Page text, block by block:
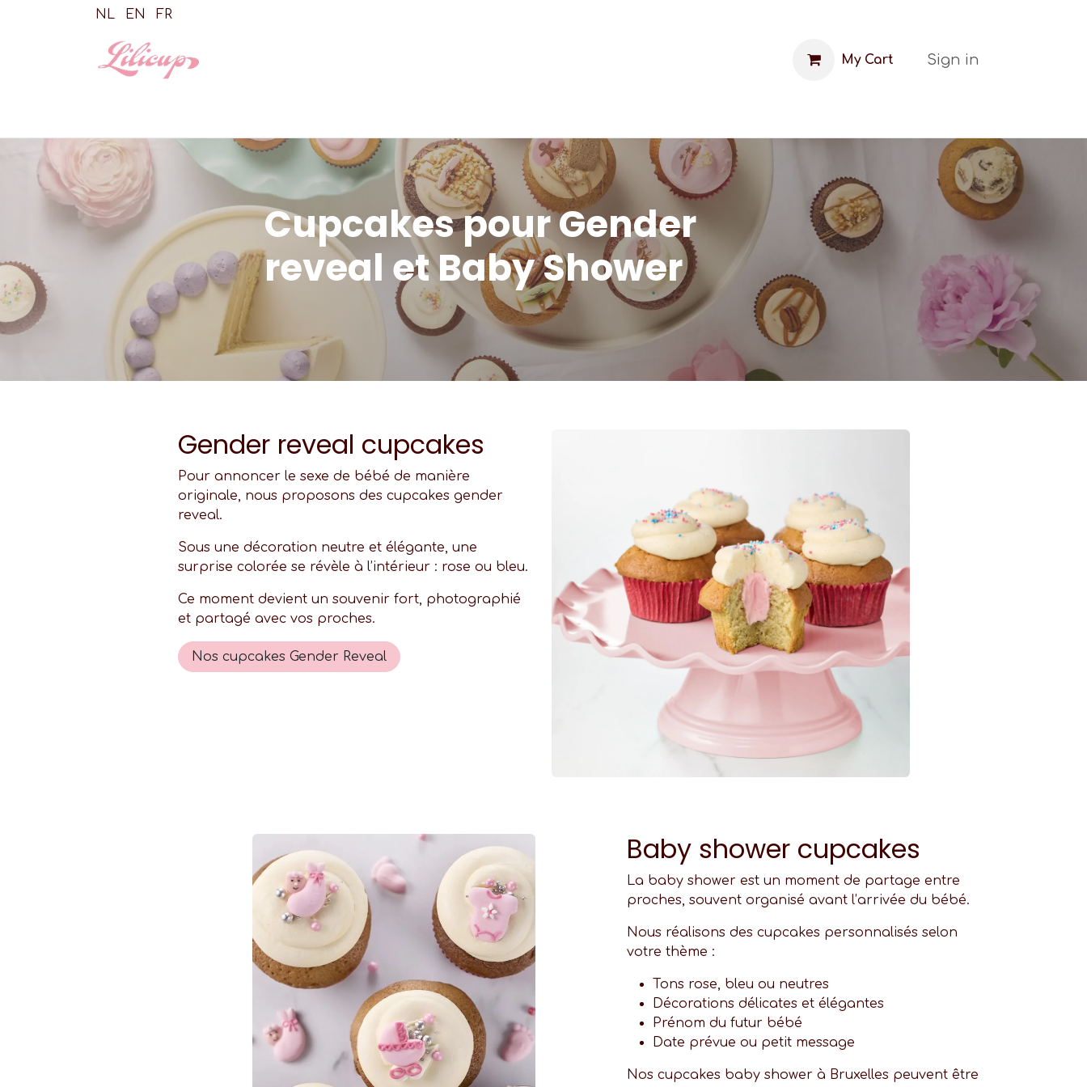
Skip to ContentNL EN FR
My Cart Sign in
Cupcakes pour Gender
reveal et Baby Shower
Gender reveal cupcakes
Pour annoncer le sexe de bébé de manière
originale, nous proposons des cupcakes gender
reveal.
Sous une décoration neutre et élégante, une
surprise colorée se révèle à l’intérieur : rose ou bleu.
Ce moment devient un souvenir fort, photographié
et partagé avec vos proches.
Nos cupcakes Gender Reveal
Baby shower cupcakes
La baby shower est un moment de partage entre
proches, souvent organisé avant l’arrivée du bébé.
Nous réalisons des cupcakes personnalisés selon
votre thème :
Tons rose, bleu ou neutres
Décorations délicates et élégantes
Prénom du futur bébé
Date prévue ou petit message
Nos cupcakes baby shower à Bruxelles peuvent être